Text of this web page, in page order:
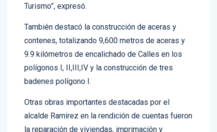
Turismo”, expresó.
También destacó la construcción de aceras y
contenes, totalizando 9,600 metros de aceras y
9.9 kilómetros de encalichado de Calles en los
polígonos I, II,III,IV y la construcción de tres
badenes polígono I.
Otras obras importantes destacadas por el
alcalde Ramirez en la rendición de cuentas fueron
la reparación de viviendas, imprimación y